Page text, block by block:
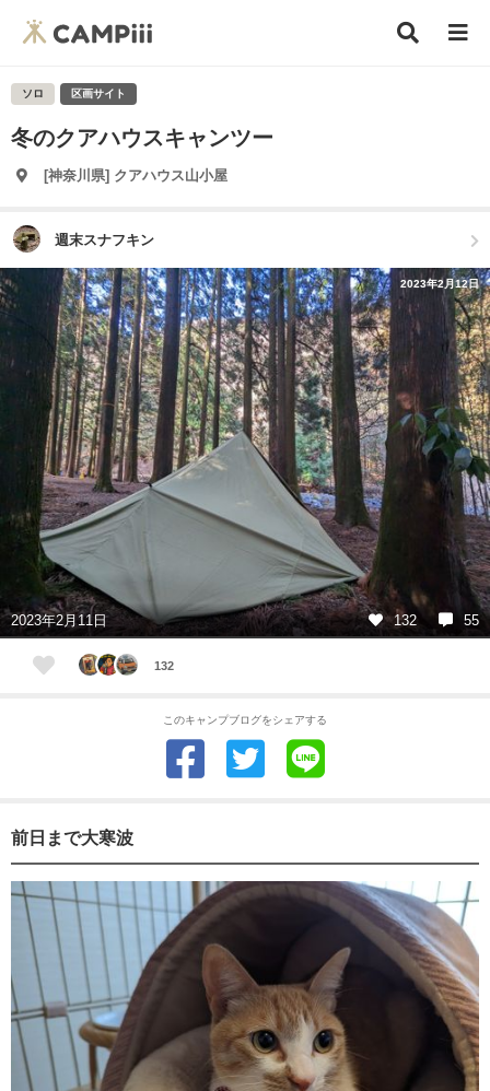
ソロ 区画サイト
冬のクアハウスキャンツー
[神奈川県] クアハウス山小屋
週末スナフキン
2023年2月12日
2023年2月11日 132 55
132
このキャンプブログをシェアする
前日まで大寒波